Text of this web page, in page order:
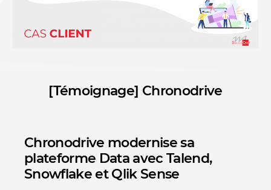
NOS ACTUALITÉS
[Témoignage] Chronodrive
Chronodrive modernise sa
plateforme Data avec Talend,
Snowflake et Qlik Sense